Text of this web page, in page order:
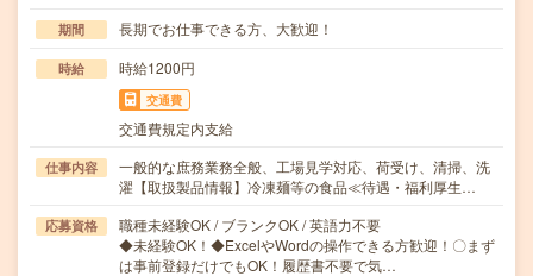
期間 長期でお仕事できる方、大歓迎！
時給 時給1200円
交通費
交通費規定内支給
仕事内容
一般的な庶務業務全般、工場見学対応、荷受け、清掃、洗
濯【取扱製品情報】冷凍麺等の食品≪待遇・福利厚生…
応募資格
職種未経験OK / ブランクOK / 英語力不要
◆未経験OK！◆ExcelやWordの操作できる方歓迎！〇まず
は事前登録だけでもOK！履歴書不要で気…